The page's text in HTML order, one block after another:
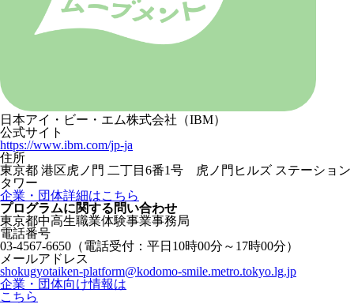
日本アイ・ビー・エム株式会社（IBM）
公式サイト
https://www.ibm.com/jp-ja
住所
東京都 港区虎ノ門 二丁目6番1号 虎ノ門ヒルズ ステーション
タワー
企業・団体詳細はこちら
プログラムに関する問い合わせ
東京都中高生職業体験事業事務局
電話番号
03-4567-6650 （電話受付：平日10時00分～17時00分）
メールアドレス
shokugyotaiken-platform@kodomo-smile.metro.tokyo.lg.jp
企業・団体向け情報は
こちら